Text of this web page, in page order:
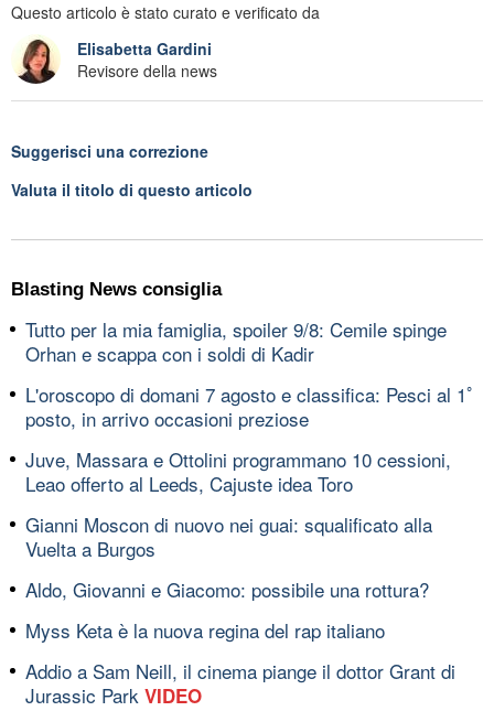
Questo articolo è stato curato e verificato da
Elisabetta Gardini
Revisore della news
Suggerisci una correzione
Valuta il titolo di questo articolo
Blasting News consiglia
Tutto per la mia famiglia, spoiler 9/8: Cemile spinge
Orhan e scappa con i soldi di Kadir
L'oroscopo di domani 7 agosto e classifica: Pesci al 1ﾟ
posto, in arrivo occasioni preziose
Juve, Massara e Ottolini programmano 10 cessioni,
Leao offerto al Leeds, Cajuste idea Toro
Gianni Moscon di nuovo nei guai: squalificato alla
Vuelta a Burgos
Aldo, Giovanni e Giacomo: possibile una rottura?
Myss Keta è la nuova regina del rap italiano
Addio a Sam Neill, il cinema piange il dottor Grant di
Jurassic Park VIDEO